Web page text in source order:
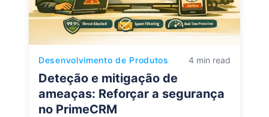
Desenvolvimento de Produtos 4 min read
Deteção e mitigação de
ameaças: Reforçar a segurança
no PrimeCRM